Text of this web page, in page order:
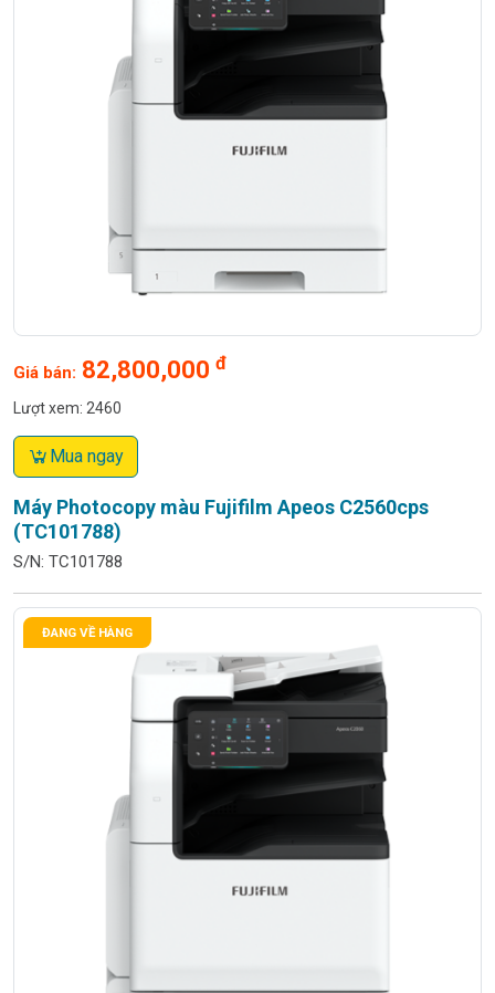
Máy Photocopy màu Fujifilm Apeos C2560cps
(TC101788)
S/N: TC101788
Giá bán: 82,800,000 đ
Lượt xem: 2460
Mua ngay
ĐANG VỀ HÀNG